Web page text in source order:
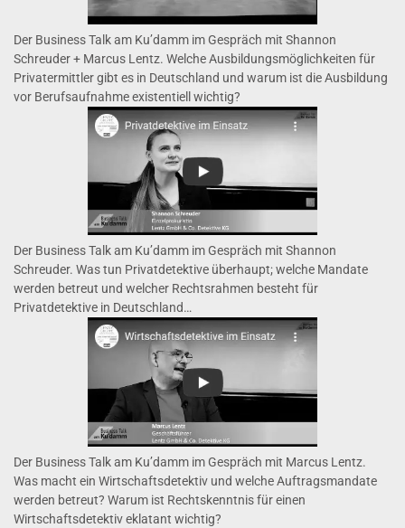
Der Business Talk am Ku’damm im Gespräch mit Shannon
Schreuder + Marcus Lentz. Welche Ausbildungsmöglichkeiten für
Privatermittler gibt es in Deutschland und warum ist die Ausbildung
vor Berufsaufnahme existentiell wichtig?
Der Business Talk am Ku’damm im Gespräch mit Shannon
Schreuder. Was tun Privatdetektive überhaupt; welche Mandate
werden betreut und welcher Rechtsrahmen besteht für
Privatdetektive in Deutschland…
Der Business Talk am Ku’damm im Gespräch mit Marcus Lentz.
Was macht ein Wirtschaftsdetektiv und welche Auftragsmandate
werden betreut? Warum ist Rechtskenntnis für einen
Wirtschaftsdetektiv eklatant wichtig?